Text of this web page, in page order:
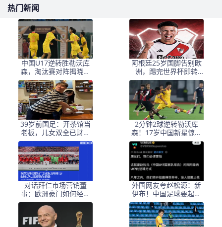
热门新闻
中国U17逆转胜勒沃库
森，淘汰赛对阵揭晓：
国足将战河床，上海迎
战阿森纳
阿根廷25岁国脚告别欧
洲，踢完世界杯即转
会！正值巅峰回归阿超
39岁前国足：开茶馆当
老板，儿女双全已财富
自由，妻子还是黄圣依
朋友
2分钟2球逆转勒沃库
森！17岁中国新星惊艳
中国足球又让人看到了
希望
对话拜仁市场营销董
事：欧洲豪门如何经营
中国足球市场
外国网友夸赵松源：新
伊布！中国足球要起飞
了，8年内冲世界杯